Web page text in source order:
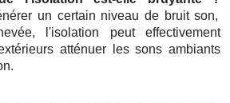
un certain niveau de bruit son,
l'isolation peut effectivement
atténuer les sons ambiants